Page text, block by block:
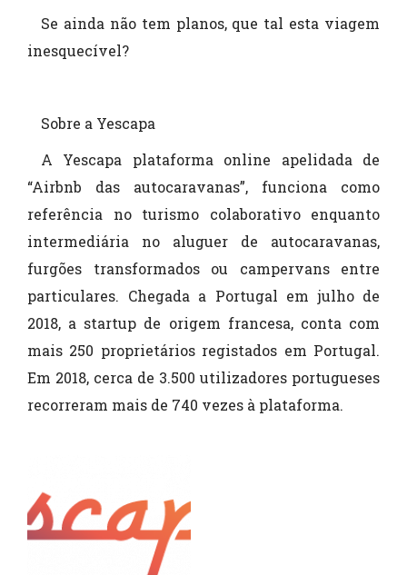
Se ainda não tem planos, que tal esta viagem
inesquecível?
Sobre a Yescapa
A Yescapa plataforma online apelidada de
“Airbnb das autocaravanas”, funciona como
referência no turismo colaborativo enquanto
intermediária no aluguer de autocaravanas,
furgões transformados ou campervans entre
particulares. Chegada a Portugal em julho de
2018, a startup de origem francesa, conta com
mais 250 proprietários registados em Portugal.
Em 2018, cerca de 3.500 utilizadores portugueses
recorreram mais de 740 vezes à plataforma.